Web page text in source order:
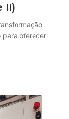
II)
para oferecer